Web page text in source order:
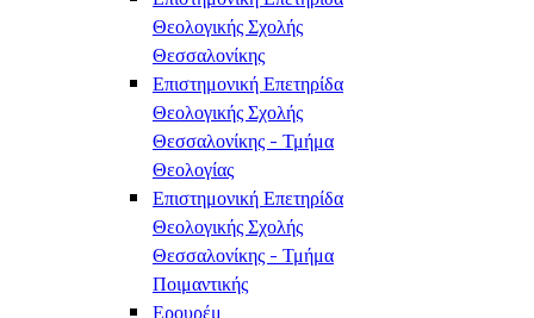
Θεολογικής Σχολής
Θεσσαλονίκης
Επιστημονική Επετηρίδα
Θεολογικής Σχολής
Θεσσαλονίκης - Τμήμα
Θεολογίας
Επιστημονική Επετηρίδα
Θεολογικής Σχολής
Θεσσαλονίκης - Τμήμα
Ποιμαντικής
Ερουρέμ